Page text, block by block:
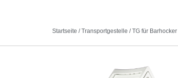
Startseite /Transportgestelle /TG für Barhocker